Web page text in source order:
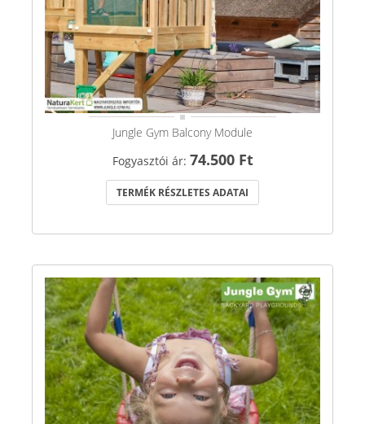
Jungle Gym Balcony Module
Fogyasztói ár: 74.500 Ft
TERMÉK RÉSZLETES ADATAI